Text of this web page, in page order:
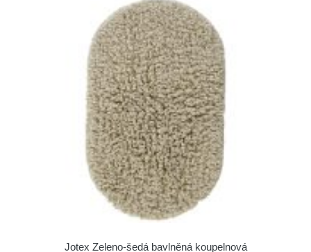
Jotex Zeleno-šedá bavlněná koupelnová